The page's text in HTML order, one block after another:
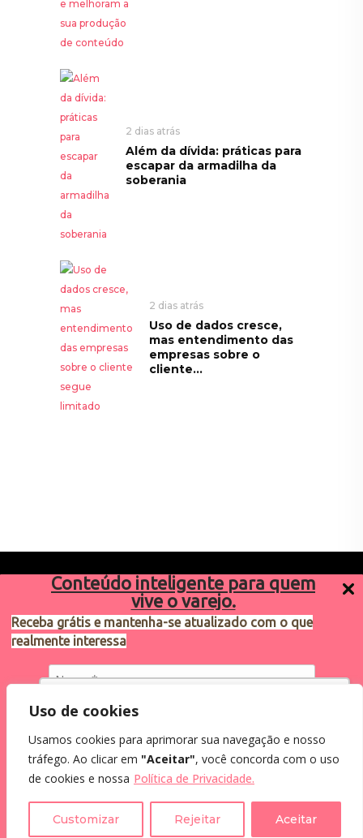
Conteúdo inteligente para quem
vive o varejo.
Receba grátis e mantenha-se atualizado com o que
realmente interessa
Eu concordo em receber comunicações.
Ao informar meus dados, eu concordo com a
Assine a Newsletter
Utilizamos cookies para oferecer melhor
como você interage em nosso site e
personalizar conteúdo.
Uso de cookies
Usamos cookies para aprimorar sua navegação e nosso
tráfego. Ao clicar em "Aceitar", você concorda com o uso
de cookies e nossa Política de Privacidade.
Customizar Rejeitar Aceitar
2 dias atrás
Além da dívida: práticas para
escapar da armadilha da
soberania
2 dias atrás
Uso de dados cresce,
mas entendimento das
empresas sobre o
cliente...
varejosa@cndl.org.br
2024®. Todos os direitos reservados.